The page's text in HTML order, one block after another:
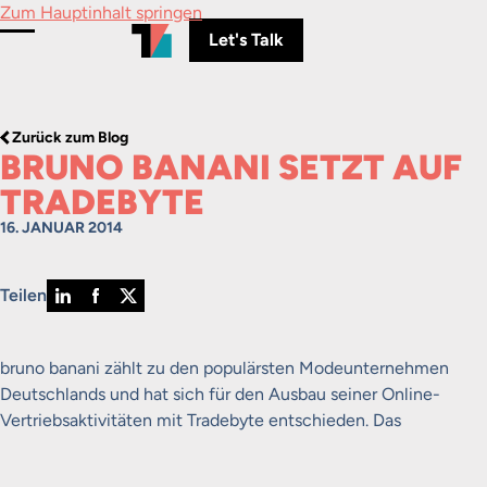
Zum Hauptinhalt springen
Menü umschalten
Let's Talk
Zurück zum Blog
BRUNO BANANI SETZT AUF
TRADEBYTE
16. JANUAR 2014
Teilen
bruno banani zählt zu den populärsten Modeunternehmen
Deutschlands und hat sich für den Ausbau seiner Online-
Vertriebsaktivitäten mit Tradebyte entschieden. Das